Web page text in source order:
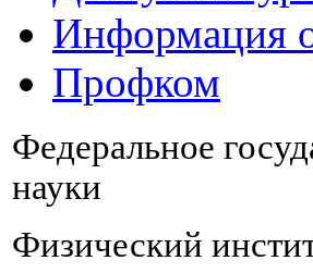
Информация
Профком
Федеральное
науки
Физический